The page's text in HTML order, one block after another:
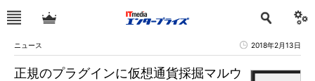
ニュース 2018年2月13日
正規のプラグインに仮想通貨採掘マルウ